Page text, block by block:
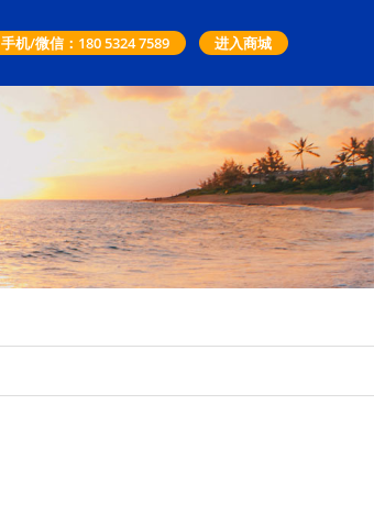
手机/微信：180 5324 7589 进入商城